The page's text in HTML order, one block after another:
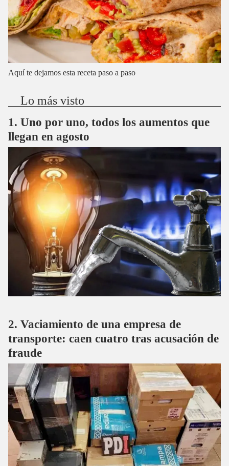
Aquí te dejamos esta receta paso a paso
Lo más visto
Uno por uno, todos los aumentos que
llegan en agosto
Vaciamiento de una empresa de
transporte: caen cuatro tras acusación de
fraude